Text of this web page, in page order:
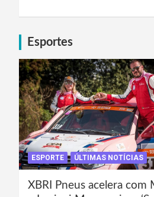
Esportes
ESPORTE ÚLTIMAS NOTÍCIAS
XBRI Pneus acelera com